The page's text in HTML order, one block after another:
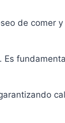
de comer